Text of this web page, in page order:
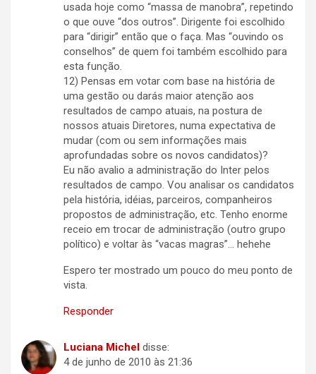
usada hoje como “massa de manobra”, repetindo
o que ouve “dos outros”. Dirigente foi escolhido
para “dirigir” então que o faça. Mas “ouvindo os
conselhos” de quem foi também escolhido para
esta função.
12) Pensas em votar com base na história de
uma gestão ou darás maior atenção aos
resultados de campo atuais, na postura de
nossos atuais Diretores, numa expectativa de
mudar (com ou sem informações mais
aprofundadas sobre os novos candidatos)?
Eu não avalio a administração do Inter pelos
resultados de campo. Vou analisar os candidatos
pela história, idéias, parceiros, companheiros
propostos de administração, etc. Tenho enorme
receio em trocar de administração (outro grupo
político) e voltar às “vacas magras”… hehehe
Espero ter mostrado um pouco do meu ponto de
vista.
Responder
Luciana Michel disse:
4 de junho de 2010 às 21:36